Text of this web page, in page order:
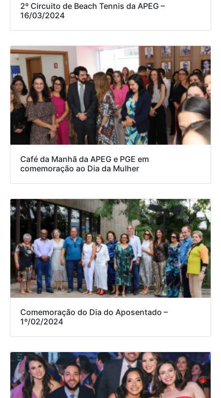
2º Circuito de Beach Tennis da APEG –
16/03/2024
Café da Manhã da APEG e PGE em
comemoração ao Dia da Mulher
Comemoração do Dia do Aposentado –
1º/02/2024